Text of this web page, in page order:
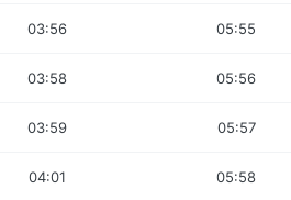
03:56 05:55
03:58 05:56
03:59 05:57
04:01 05:58